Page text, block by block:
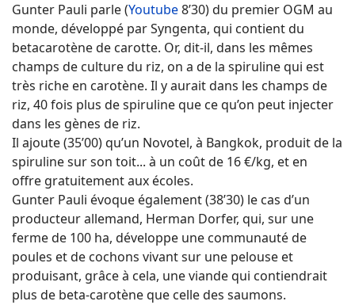
Gunter Pauli parle (Youtube8’30) du premier OGM au
monde, développé par Syngenta, qui contient du
betacarotène de carotte. Or, dit-il, dans les mêmes
champs de culture du riz, on a de la spiruline qui est
très riche en carotène. Il y aurait dans les champs de
riz, 40 fois plus de spiruline que ce qu’on peut injecter
dans les gènes de riz.
Il ajoute (35’00) qu’un Novotel, à Bangkok, produit de la
spiruline sur son toit... à un coût de 16 €/kg, et en
offre gratuitement aux écoles.
Gunter Pauli évoque également (38’30) le cas d’un
producteur allemand, Herman Dorfer, qui, sur une
ferme de 100 ha, développe une communauté de
poules et de cochons vivant sur une pelouse et
produisant, grâce à cela, une viande qui contiendrait
plus de beta-carotène que celle des saumons.